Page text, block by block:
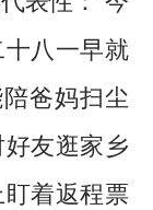
八一早就
爸妈扫尘
友逛家乡
着返程票